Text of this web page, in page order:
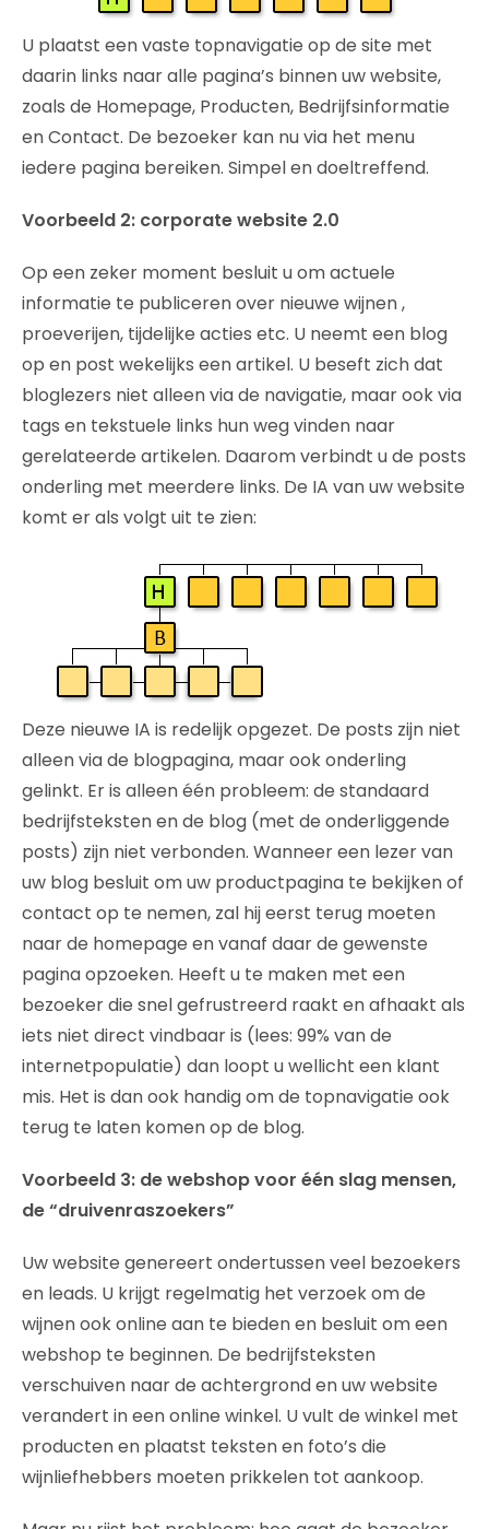
U plaatst een vaste topnavigatie op de site met
daarin links naar alle pagina’s binnen uw website,
zoals de Homepage, Producten, Bedrijfsinformatie
en Contact. De bezoeker kan nu via het menu
iedere pagina bereiken. Simpel en doeltreffend.
Voorbeeld 2: corporate website 2.0
Op een zeker moment besluit u om actuele
informatie te publiceren over nieuwe wijnen ,
proeverijen, tijdelijke acties etc. U neemt een blog
op en post wekelijks een artikel. U beseft zich dat
bloglezers niet alleen via de navigatie, maar ook via
tags en tekstuele links hun weg vinden naar
gerelateerde artikelen. Daarom verbindt u de posts
onderling met meerdere links. De IA van uw website
komt er als volgt uit te zien:
Deze nieuwe IA is redelijk opgezet. De posts zijn niet
alleen via de blogpagina, maar ook onderling
gelinkt. Er is alleen één probleem: de standaard
bedrijfsteksten en de blog (met de onderliggende
posts) zijn niet verbonden. Wanneer een lezer van
uw blog besluit om uw productpagina te bekijken of
contact op te nemen, zal hij eerst terug moeten
naar de homepage en vanaf daar de gewenste
pagina opzoeken. Heeft u te maken met een
bezoeker die snel gefrustreerd raakt en afhaakt als
iets niet direct vindbaar is (lees: 99% van de
internetpopulatie) dan loopt u wellicht een klant
mis. Het is dan ook handig om de topnavigatie ook
terug te laten komen op de blog.
Voorbeeld 3: de webshop voor één slag mensen,
de “druivenraszoekers”
Uw website genereert ondertussen veel bezoekers
en leads. U krijgt regelmatig het verzoek om de
wijnen ook online aan te bieden en besluit om een
webshop te beginnen. De bedrijfsteksten
verschuiven naar de achtergrond en uw website
verandert in een online winkel. U vult de winkel met
producten en plaatst teksten en foto’s die
wijnliefhebbers moeten prikkelen tot aankoop.